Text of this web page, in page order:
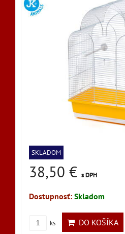
SKLADOM
38,50 € s DPH
Dostupnosť: Skladom
ks DO KOŠÍKA